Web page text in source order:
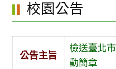
校園公告
公告主旨
檢送臺北
動簡章